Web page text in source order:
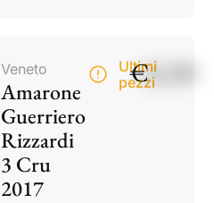
Veneto
Amarone
Guerriero
Rizzardi
3 Cru
2017
Ultimi
pezzi
€42,00